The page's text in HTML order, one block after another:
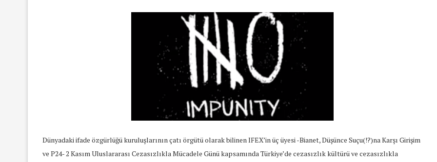
Dünyadaki ifade özgürlüğü kuruluşlarının çatı örgütü olarak bilinen IFEX’in üç üyesi -Bianet, Düşünce Suçu(!?)na Karşı Girişim
ve P24- 2 Kasım Uluslararası Cezasızlıkla Mücadele Günü kapsamında Türkiye’de cezasızlık kültürü ve cezasızlıkla